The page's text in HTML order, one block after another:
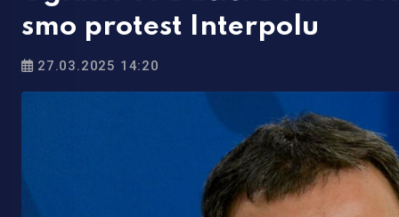
smo protest Interpolu
27.03.2025 14:20